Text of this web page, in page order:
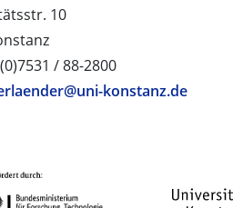
10
/ 88-2800
konstanz.de